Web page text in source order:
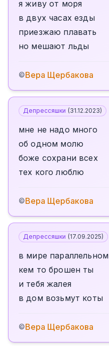
я живу от моря
в двух часах езды
приезжаю плавать
но мешают льды
©Вера Щербакова
Депрессяшки (31.12.2023)
мне не надо много
об одном молю
боже сохрани всех
тех кого люблю
©Вера Щербакова
Депрессяшки (17.09.2025)
в мире параллельном
кем то брошен ты
и тебя жалея
в дом возьмут коты
©Вера Щербакова